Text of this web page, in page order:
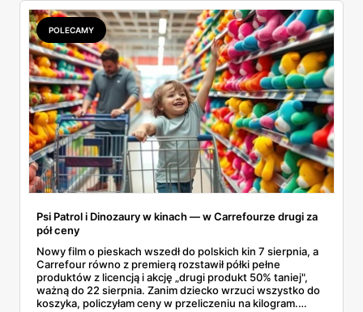
POLECAMY
Psi Patrol i Dinozaury w kinach — w Carrefourze drugi za
pół ceny
Nowy film o pieskach wszedł do polskich kin 7 sierpnia, a
Carrefour równo z premierą rozstawił półki pełne
produktów z licencją i akcję „drugi produkt 50% taniej",
ważną do 22 sierpnia. Zanim dziecko wrzuci wszystko do
koszyka, policzyłam ceny w przeliczeniu na kilogram.